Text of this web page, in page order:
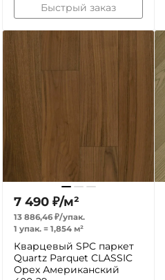
Быстрый заказ
7 490 ₽/м²
13 886,46 ₽/упак.
1 упак. = 1,854 м²
Кварцевый SPC паркет
Quartz Parquet CLASSIC
Орех Американский